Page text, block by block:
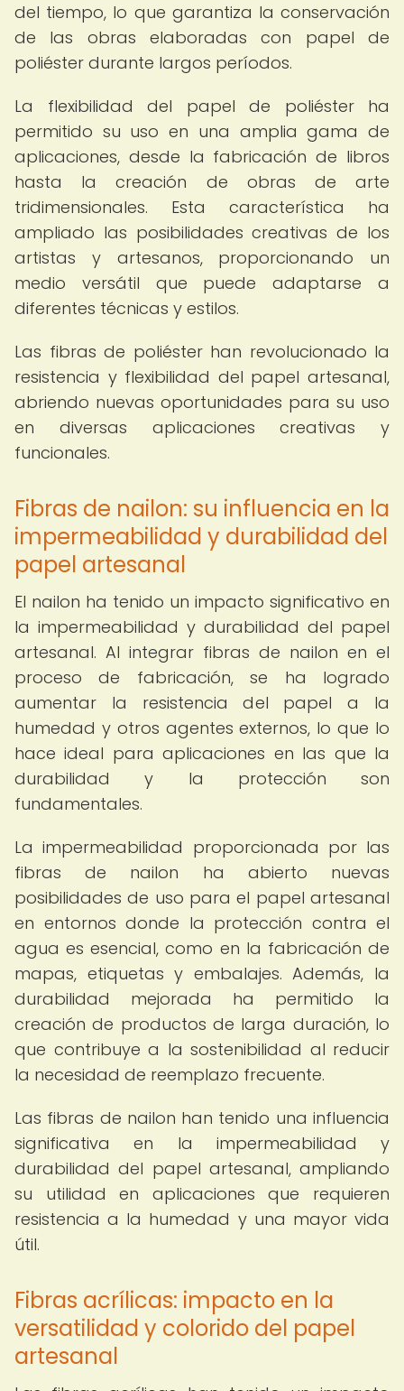
del tiempo, lo que garantiza la conservación
de las obras elaboradas con papel de
poliéster durante largos períodos.
La flexibilidad del papel de poliéster ha
permitido su uso en una amplia gama de
aplicaciones, desde la fabricación de libros
hasta la creación de obras de arte
tridimensionales. Esta característica ha
ampliado las posibilidades creativas de los
artistas y artesanos, proporcionando un
medio versátil que puede adaptarse a
diferentes técnicas y estilos.
Las fibras de poliéster han revolucionado la
resistencia y flexibilidad del papel artesanal,
abriendo nuevas oportunidades para su uso
en diversas aplicaciones creativas y
funcionales.
Fibras de nailon: su influencia en la
impermeabilidad y durabilidad del
papel artesanal
El nailon ha tenido un impacto significativo en
la impermeabilidad y durabilidad del papel
artesanal. Al integrar fibras de nailon en el
proceso de fabricación, se ha logrado
aumentar la resistencia del papel a la
humedad y otros agentes externos, lo que lo
hace ideal para aplicaciones en las que la
durabilidad y la protección son
fundamentales.
La impermeabilidad proporcionada por las
fibras de nailon ha abierto nuevas
posibilidades de uso para el papel artesanal
en entornos donde la protección contra el
agua es esencial, como en la fabricación de
mapas, etiquetas y embalajes. Además, la
durabilidad mejorada ha permitido la
creación de productos de larga duración, lo
que contribuye a la sostenibilidad al reducir
la necesidad de reemplazo frecuente.
Las fibras de nailon han tenido una influencia
significativa en la impermeabilidad y
durabilidad del papel artesanal, ampliando
su utilidad en aplicaciones que requieren
resistencia a la humedad y una mayor vida
útil.
Fibras acrílicas: impacto en la
versatilidad y colorido del papel
artesanal